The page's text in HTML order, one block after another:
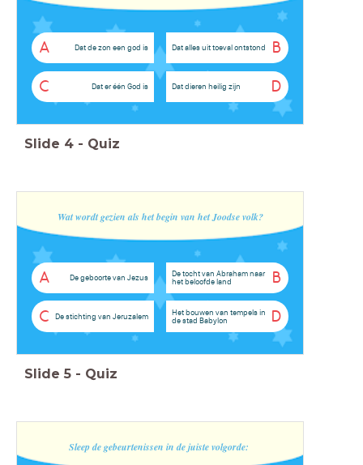
A Dat de zon een god is B
Dat alles uit toeval ontstond
C Dat er één God is D
Dat dieren heilig zijn
Slide 4 - Quiz
Wat wordt gezien als het begin van het Joodse volk?
A De geboorte van Jezus B
De tocht van Abraham naar
het beloofde land
C De stichting van Jeruzalem D
Het bouwen van tempels in
de stad Babylon
Slide 5 - Quiz
Sleep de gebeurtenissen in de juiste volgorde: